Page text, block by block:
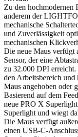
Zu den hochmodernen
anderem der
mechanische
und Zuverlässigkeit
mechanischen
Die neue Maus verfügt
Sensor, der eine
zu 32.000 DPI
den Arbeitsbereich und
Maus angehoben oder
Basierend auf dem
neue PRO X
Superlight und wiegt
Die Maus verfügt
einen USB-C-